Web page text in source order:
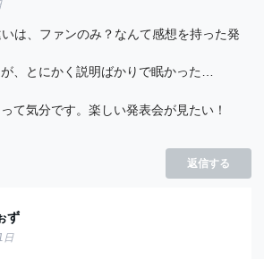
は、ファンのみ？なんて感想を持った発
、とにかく説明ばかりで眠かった…
て気分です。楽しい発表会が見たい！
返信する
ず
日